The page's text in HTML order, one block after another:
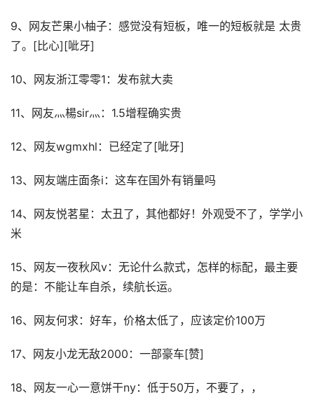
9、网友芒果小柚子：感觉没有短板，唯一的短板就是 太贵
了。[比心][呲牙]
10、网友浙江零零1：发布就大卖
11、网友灬楊sir灬：1.5增程确实贵
12、网友wgmxhl：已经定了[呲牙]
13、网友端庄面条i：这车在国外有销量吗
14、网友悦茗星：太丑了，其他都好！外观受不了，学学小
米
15、网友一夜秋风v：无论什么款式，怎样的标配，最主要
的是：不能让车自杀，续航长运。
16、网友何求：好车，价格太低了，应该定价100万
17、网友小龙无敌2000：一部豪车[赞]
18、网友一心一意饼干ny：低于50万，不要了，，